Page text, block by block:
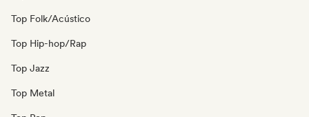
Top Folk/Acústico
Top Hip-hop/Rap
Top Jazz
Top Metal